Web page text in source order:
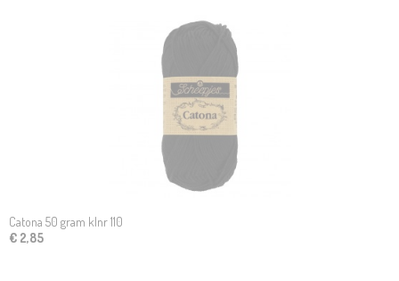
Catona 50 gram klnr 110
€ 2,85